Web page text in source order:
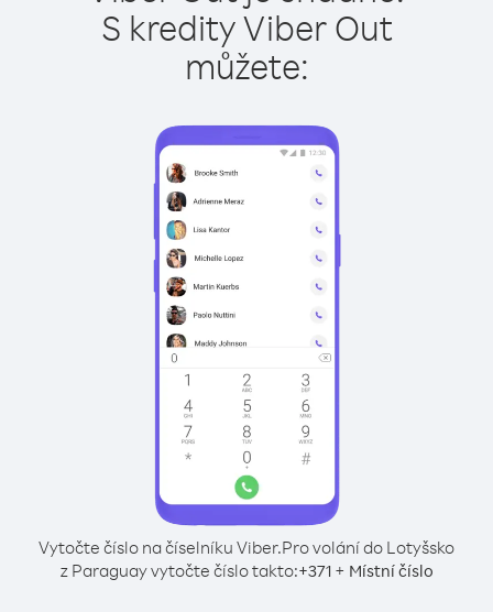
S kredity Viber Out
můžete:
Vytočte číslo na číselníku Viber.Pro volání do Lotyšsko
z Paraguay vytočte číslo takto:+371+ Místní číslo